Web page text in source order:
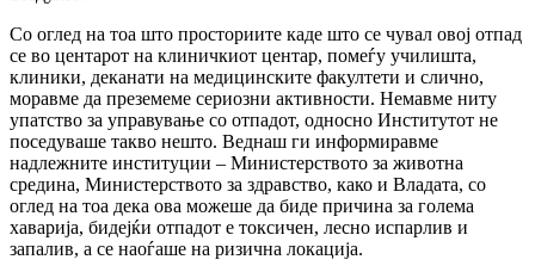
Со оглед на тоа што просториите каде што се чувал овој отпад
се во центарот на клиничкиот центар, помеѓу училишта,
клиники, деканати на медицинските факултети и слично,
моравме да преземеме сериозни активности. Немавме ниту
упатство за управување со отпадот, односно Институтот не
поседуваше такво нешто. Веднаш ги информиравме
надлежните институции – Министерството за животна
средина, Министерството за здравство, како и Владата, со
оглед на тоа дека ова можеше да биде причина за голема
хаварија, бидејќи отпадот е токсичен, лесно испарлив и
запалив, а се наоѓаше на ризична локација.